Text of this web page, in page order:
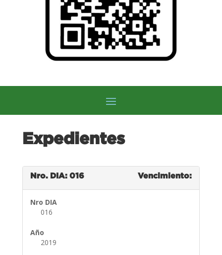
Expedientes
Nro. DIA: 016 Vencimiento:
Nro DIA
016
Año
2019